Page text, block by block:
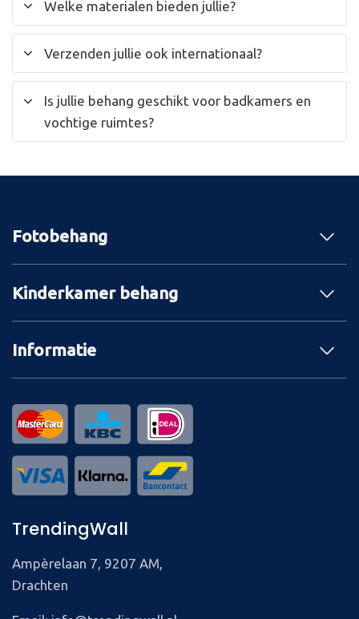
Welke materialen bieden jullie?
Verzenden jullie ook internationaal?
Is jullie behang geschikt voor badkamers en
vochtige ruimtes?
Fotobehang
Kinderkamer behang
Informatie
TrendingWall
Ampèrelaan 7, 9207 AM,
Drachten